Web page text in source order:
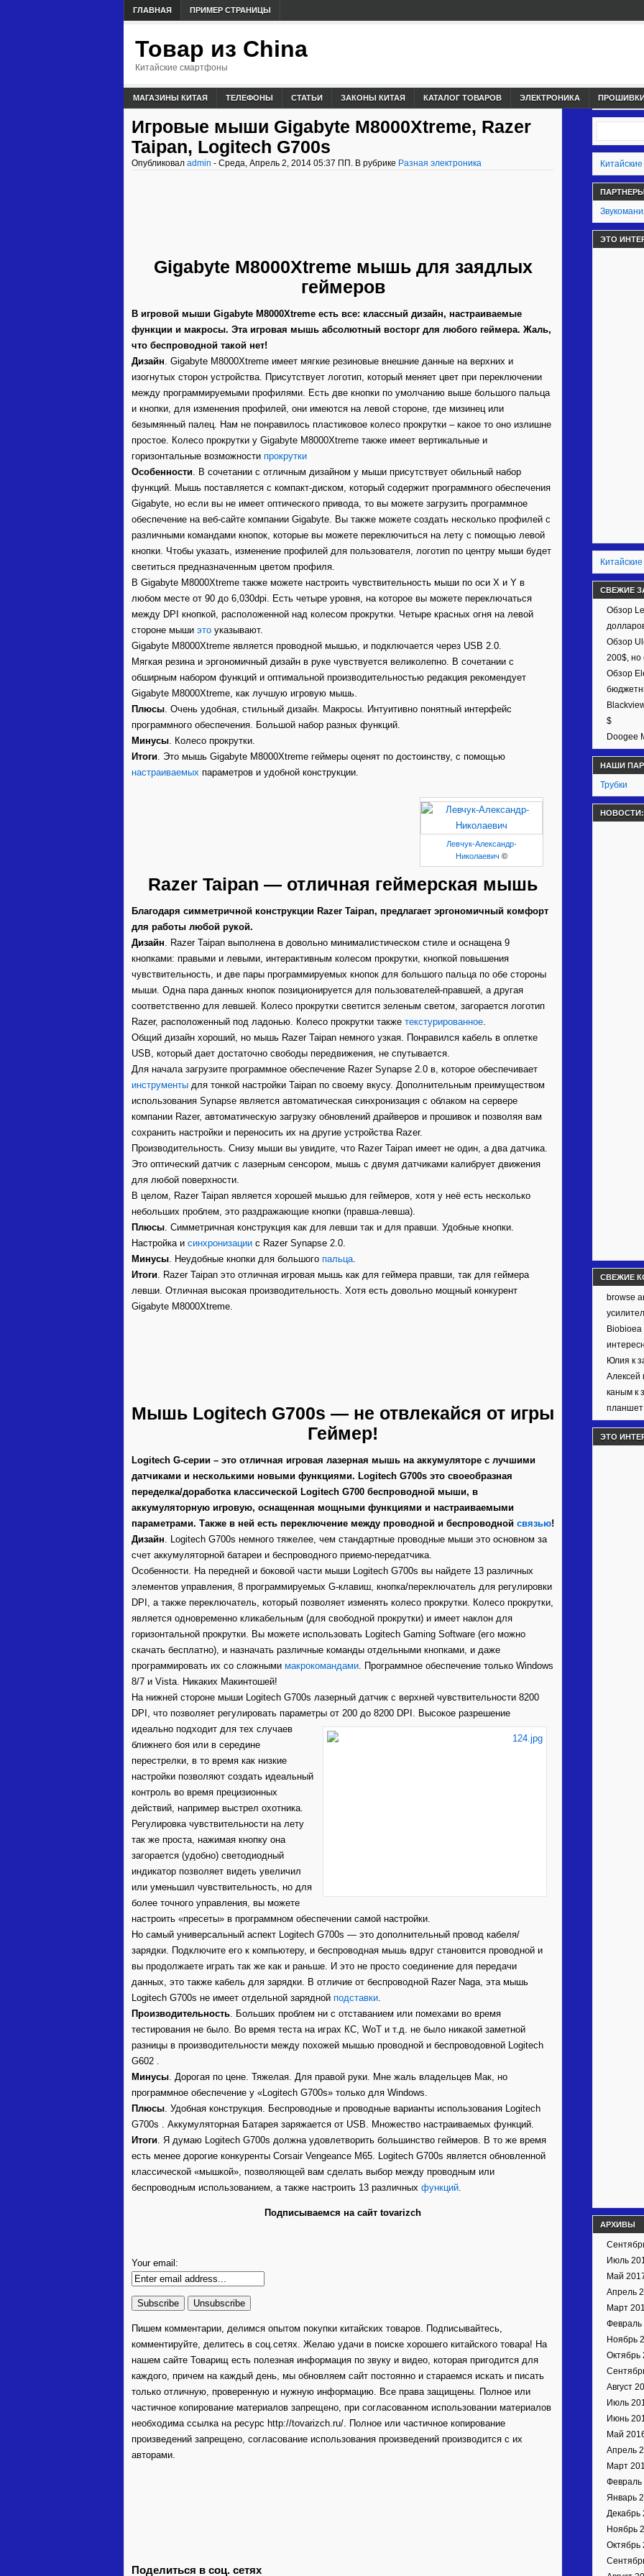
ГЛАВНАЯ ПРИМЕР СТРАНИЦЫ
Товар из China
Китайские смартфоны
МАГАЗИНЫ КИТАЯ ТЕЛЕФОНЫ СТАТЬИ ЗАКОНЫ КИТАЯ КАТАЛОГ ТОВАРОВ ЭЛЕКТРОНИКА
Игровые мыши Gigabyte M8000Xtreme, Razer
Taipan, Logitech G700s
Опубликовал admin - Среда, Апрель 2, 2014 05:37 ПП. В рубрике Разная электроника
Gigabyte M8000Xtreme мышь для заядлых
геймеров
В игровой мыши Gigabyte M8000Xtreme есть все: классный дизайн, настраиваемые
функции и макросы. Эта игровая мышь абсолютный восторг для любого геймера. Жаль,
что беспроводной такой нет!
Дизайн. Gigabyte M8000Xtreme имеет мягкие резиновые внешние данные на верхних и
изогнутых сторон устройства. Присутствует логотип, который меняет цвет при переключении
между программируемыми профилями. Есть две кнопки по умолчанию выше большого пальца
и кнопки, для изменения профилей, они имеются на левой стороне, где мизинец или
безымянный палец. Нам не понравилось пластиковое колесо прокрутки – какое то оно излишне
простое. Колесо прокрутки у Gigabyte M8000Xtreme также имеет вертикальные и
горизонтальные возможности прокрутки
Особенности. В сочетании с отличным дизайном у мыши присутствует обильный набор
функций. Мышь поставляется с компакт-диском, который содержит программного обеспечения
Gigabyte, но если вы не имеет оптического привода, то вы можете загрузить программное
обеспечение на веб-сайте компании Gigabyte. Вы также можете создать несколько профилей с
различными командами кнопок, которые вы можете переключиться на лету с помощью левой
кнопки. Чтобы указать, изменение профилей для пользователя, логотип по центру мыши будет
светиться предназначенным цветом профиля.
В Gigabyte M8000Xtreme также можете настроить чувствительность мыши по оси X и Y в
любом месте от 90 до 6,030dpi. Есть четыре уровня, на которое вы можете переключаться
между DPI кнопкой, расположенной над колесом прокрутки. Четыре красных огня на левой
стороне мыши это указывают.
Gigabyte M8000Xtreme является проводной мышью, и подключается через USB 2.0.
Мягкая резина и эргономичный дизайн в руке чувствуется великолепно. В сочетании с
обширным набором функций и оптимальной производительностью редакция рекомендует
Gigabyte M8000Xtreme, как лучшую игровую мышь.
Плюсы. Очень удобная, стильный дизайн. Макросы. Интуитивно понятный интерфейс
программного обеспечения. Большой набор разных функций.
Минусы. Колесо прокрутки.
Итоги. Это мышь Gigabyte M8000Xtreme геймеры оценят по достоинству, с помощью
настраиваемых параметров и удобной конструкции.
Левчук-Александр-
Николаевич ©
Razer Taipan — отличная геймерская мышь
Благодаря симметричной конструкции Razer Taipan, предлагает эргономичный комфорт
для работы любой рукой.
Дизайн. Razer Taipan выполнена в довольно минималистическом стиле и оснащена 9
кнопками: правыми и левыми, интерактивным колесом прокрутки, кнопкой повышения
чувствительность, и две пары программируемых кнопок для большого пальца по обе стороны
мыши. Одна пара данных кнопок позиционируется для пользователей-правшей, а другая
соответственно для левшей. Колесо прокрутки светится зеленым светом, загорается логотип
Razer, расположенный под ладонью. Колесо прокрутки также текстурированное.
Общий дизайн хороший, но мышь Razer Taipan немного узкая. Понравился кабель в оплетке
USB, который дает достаточно свободы передвижения, не спутывается.
Для начала загрузите программное обеспечение Razer Synapse 2.0 в, которое обеспечивает
инструменты для тонкой настройки Taipan по своему вкусу. Дополнительным преимуществом
использования Synapse является автоматическая синхронизация с облаком на сервере
компании Razer, автоматическую загрузку обновлений драйверов и прошивок и позволяя вам
сохранить настройки и переносить их на другие устройства Razer.
Производительность. Снизу мыши вы увидите, что Razer Taipan имеет не один, а два датчика.
Это оптический датчик с лазерным сенсором, мышь с двумя датчиками калибрует движения
для любой поверхности.
В целом, Razer Taipan является хорошей мышью для геймеров, хотя у неё есть несколько
небольших проблем, это раздражающие кнопки (правша-левша).
Плюсы. Симметричная конструкция как для левши так и для правши. Удобные кнопки.
Настройка и синхронизации с Razer Synapse 2.0.
Минусы. Неудобные кнопки для большого пальца.
Итоги. Razer Taipan это отличная игровая мышь как для геймера правши, так для геймера
левши. Отличная высокая производительность. Хотя есть довольно мощный конкурент
Gigabyte M8000Xtreme.
Мышь Logitech G700s — не отвлекайся от игры
Геймер!
Logitech G-серии – это отличная игровая лазерная мышь на аккумуляторе с лучшими
датчиками и несколькими новыми функциями. Logitech G700s это своеобразная
переделка/доработка классической Logitech G700 беспроводной мыши, в
аккумуляторную игровую, оснащенная мощными функциями и настраиваемыми
параметрами. Также в ней есть переключение между проводной и беспроводной связью!
Дизайн. Logitech G700s немного тяжелее, чем стандартные проводные мыши это основном за
счет аккумуляторной батареи и беспроводного приемо-передатчика.
Особенности. На передней и боковой части мыши Logitech G700s вы найдете 13 различных
элементов управления, 8 программируемых G-клавиш, кнопка/переключатель для регулировки
DPI, а также переключатель, который позволяет изменять колесо прокрутки. Колесо прокрутки,
является одновременно кликабельным (для свободной прокрутки) и имеет наклон для
горизонтальной прокрутки. Вы можете использовать Logitech Gaming Software (его можно
скачать бесплатно), и назначать различные команды отдельными кнопками, и даже
программировать их со сложными макрокомандами. Программное обеспечение только Windows
8/7 и Vista. Никаких Макинтошей!
На нижней стороне мыши Logitech G700s лазерный датчик с верхней чувствительности 8200
DPI, что позволяет регулировать параметры от 200 до 8200 DPI. Высокое разрешение
идеально подходит для тех случаев
ближнего боя или в середине
перестрелки, в то время как низкие
настройки позволяют создать идеальный
контроль во время прецизионных
действий, например выстрел охотника.
Регулировка чувствительности на лету
так же проста, нажимая кнопку она
загорается (удобно) светодиодный
индикатор позволяет видеть увеличил
или уменьшил чувствительность, но для
более точного управления, вы можете
настроить «пресеты» в программном обеспечении самой настройки.
Но самый универсальный аспект Logitech G700s — это дополнительный провод кабеля/
зарядки. Подключите его к компьютеру, и беспроводная мышь вдруг становится проводной и
вы продолжаете играть так же как и раньше. И это не просто соединение для передачи
данных, это также кабель для зарядки. В отличие от беспроводной Razer Naga, эта мышь
Logitech G700s не имеет отдельной зарядной подставки.
Производительность. Больших проблем ни с отставанием или помехами во время
тестирования не было. Во время теста на играх КС, WoT и т.д. не было никакой заметной
разницы в производительности между похожей мышью проводной и беспроводовной Logitech
G602 .
Минусы. Дорогая по цене. Тяжелая. Для правой руки. Мне жаль владельцев Мак, но
программное обеспечение у «Logitech G700s» только для Windows.
Плюсы. Удобная конструкция. Беспроводные и проводные варианты использования Logitech
G700s . Аккумуляторная Батарея заряжается от USB. Множество настраиваемых функций.
Итоги. Я думаю Logitech G700s должна удовлетворить большинство геймеров. В то же время
есть менее дорогие конкуренты Corsair Vengeance M65. Logitech G700s является обновленной
классической «мышкой», позволяющей вам сделать выбор между проводным или
беспроводным использованием, а также настроить 13 различных функций.
Подписываемся на сайт tovarizch
Your email:
Пишем комментарии, делимся опытом покупки китайских товаров. Подписывайтесь,
комментируйте, делитесь в соц.сетях. Желаю удачи в поиске хорошего китайского товара! На
нашем сайте Товарищ есть полезная информация по звуку и видео, которая пригодится для
каждого, причем на каждый день, мы обновляем сайт постоянно и стараемся искать и писать
только отличную, проверенную и нужную информацию. Все права защищены. Полное или
частичное копирование материалов запрещено, при согласованном использовании материалов
необходима ссылка на ресурс http://tovarizch.ru/. Полное или частичное копирование
произведений запрещено, согласование использования произведений производится с их
авторами.
Поделиться в соц. сетях
ПАРТНЕРЫ
ЭТО
СВЕЖИЕ
Обзор
Обзор
200$, но
Обзор
$
Doogee
НАШИ
Трубки
НОВОСТИ:
СВЕЖИЕ
browse
Biobioea
Юлия к
Алексей
каным к
планшет
ЭТО
АРХИВЫ
Июль
Май
Апрель
Март
Февраль
Ноябрь
Октябрь
Август
Июль
Июнь
Май
Апрель
Март
Февраль
Январь
Декабрь
Ноябрь
Октябрь